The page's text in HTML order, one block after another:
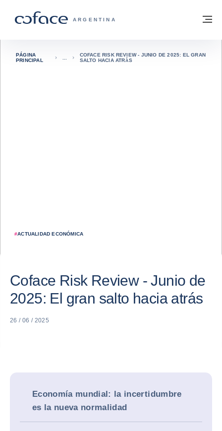
COFACE - FOR TRADE
ARGENTINA
Volver a la página principal
#ACTUALIDAD ECONÓMICA
PÁGINA
PRINCIPAL
COFACE RISK REVIEW - JUNIO DE 2025: EL GRAN
SALTO HACIA ATRÁS
Coface Risk Review - Junio de
2025: El gran salto hacia atrás
26 / 06 / 2025
Economía mundial: la incertidumbre
es la nueva normalidad